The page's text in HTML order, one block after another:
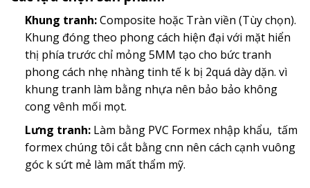
Khung tranh:Composite hoặc Tràn viền (Tùy chọn).
Khung đóng theo phong cách hiện đại với mặt hiển
thị phía trước chỉ mỏng 5MM tạo cho bức tranh
phong cách nhẹ nhàng tinh tế k bị 2quá dày dặn. vì
khung tranh làm bằng nhựa nên bảo bảo không
cong vênh mối mọt.
Lưng tranh:Làm bằng PVC Formex nhập khẩu, tấm
formex chúng tôi cắt bằng cnn nên cách cạnh vuông
góc k sứt mẻ làm mất thẩm mỹ.